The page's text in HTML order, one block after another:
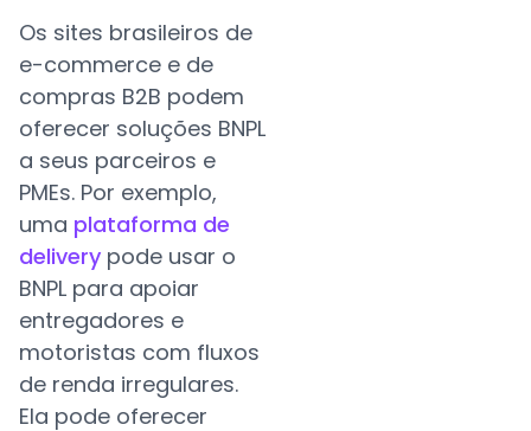
Os sites brasileiros de
e-commerce e de
compras B2B podem
oferecer soluções BNPL
a seus parceiros e
PMEs. Por exemplo,
uma plataforma de
delivery pode usar o
BNPL para apoiar
entregadores e
motoristas com fluxos
de renda irregulares.
Ela pode oferecer